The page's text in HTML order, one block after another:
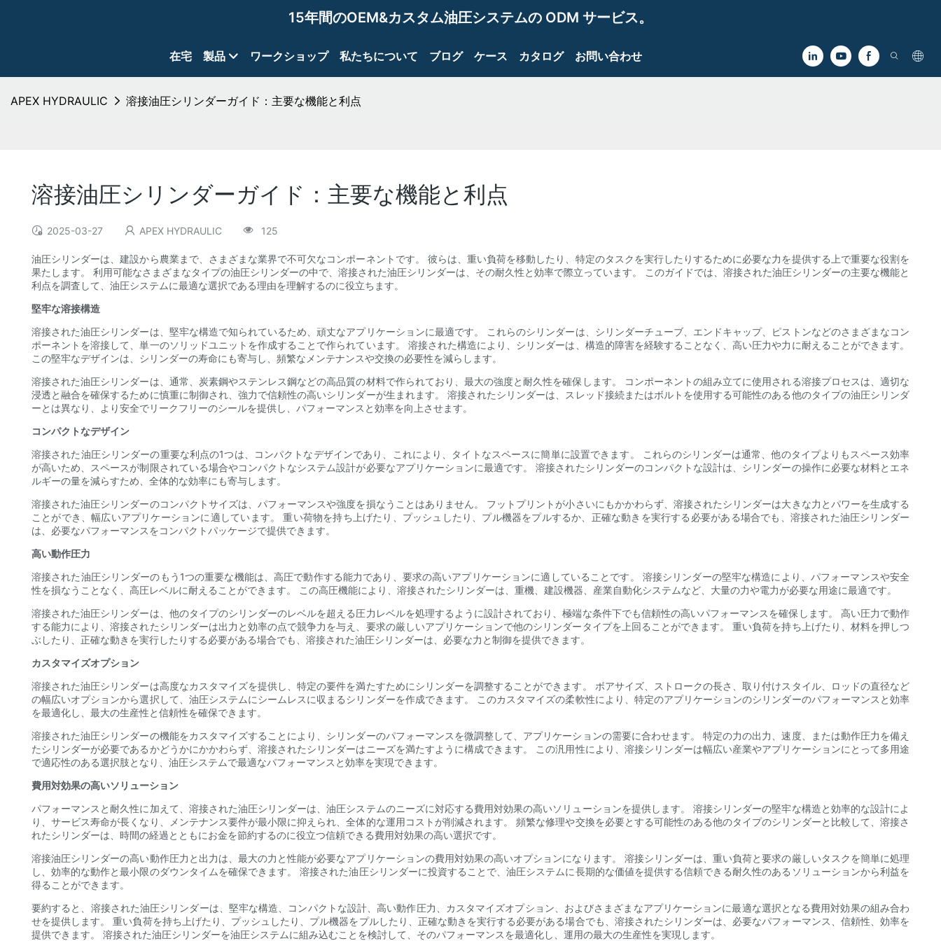
15年間のOEM&カスタム油圧システムの ODM サービス。
在宅 製品 ワークショップ 私たちについて ブログ ケース カタログ お問い合わせ
APEX HYDRAULIC 溶接油圧シリンダーガイド：主要な機能と利点
溶接油圧シリンダーガイド：主要な機能と利点
2025-03-27 APEX HYDRAULIC 125
油圧シリンダーは、建設から農業まで、さまざまな業界で不可欠なコンポーネントです。 彼らは、重い負荷を移動したり、特定のタスクを実行したりするために必要な力を提供する上で重要な役割を
果たします。 利用可能なさまざまなタイプの油圧シリンダーの中で、溶接された油圧シリンダーは、その耐久性と効率で際立っています。 このガイドでは、溶接された油圧シリンダーの主要な機能と
利点を調査して、油圧システムに最適な選択である理由を理解するのに役立ちます。
堅牢な溶接構造
溶接された油圧シリンダーは、堅牢な構造で知られているため、頑丈なアプリケーションに最適です。 これらのシリンダーは、シリンダーチューブ、エンドキャップ、ピストンなどのさまざまなコン
ポーネントを溶接して、単一のソリッドユニットを作成することで作られています。 溶接された構造により、シリンダーは、構造的障害を経験することなく、高い圧力や力に耐えることができます。
この堅牢なデザインは、シリンダーの寿命にも寄与し、頻繁なメンテナンスや交換の必要性を減らします。
溶接された油圧シリンダーは、通常、炭素鋼やステンレス鋼などの高品質の材料で作られており、最大の強度と耐久性を確保します。 コンポーネントの組み立てに使用される溶接プロセスは、適切な
浸透と融合を確保するために慎重に制御され、強力で信頼性の高いシリンダーが生まれます。 溶接されたシリンダーは、スレッド接続またはボルトを使用する可能性のある他のタイプの油圧シリンダ
ーとは異なり、より安全でリークフリーのシールを提供し、パフォーマンスと効率を向上させます。
コンパクトなデザイン
溶接された油圧シリンダーの重要な利点の1つは、コンパクトなデザインであり、これにより、タイトなスペースに簡単に設置できます。 これらのシリンダーは通常、他のタイプよりもスペース効率
が高いため、スペースが制限されている場合やコンパクトなシステム設計が必要なアプリケーションに最適です。 溶接されたシリンダーのコンパクトな設計は、シリンダーの操作に必要な材料とエネ
ルギーの量を減らすため、全体的な効率にも寄与します。
溶接された油圧シリンダーのコンパクトサイズは、パフォーマンスや強度を損なうことはありません。 フットプリントが小さいにもかかわらず、溶接されたシリンダーは大きな力とパワーを生成する
ことができ、幅広いアプリケーションに適しています。 重い荷物を持ち上げたり、プッシュしたり、プル機器をプルするか、正確な動きを実行する必要がある場合でも、溶接された油圧シリンダー
は、必要なパフォーマンスをコンパクトパッケージで提供できます。
高い動作圧力
溶接された油圧シリンダーのもう1つの重要な機能は、高圧で動作する能力であり、要求の高いアプリケーションに適していることです。 溶接シリンダーの堅牢な構造により、パフォーマンスや安全
性を損なうことなく、高圧レベルに耐えることができます。 この高圧機能により、溶接されたシリンダーは、重機、建設機器、産業自動化システムなど、大量の力や電力が必要な用途に最適です。
溶接された油圧シリンダーは、他のタイプのシリンダーのレベルを超える圧力レベルを処理するように設計されており、極端な条件下でも信頼性の高いパフォーマンスを確保します。 高い圧力で動作
する能力により、溶接されたシリンダーは出力と効率の点で競争力を与え、要求の厳しいアプリケーションで他のシリンダータイプを上回ることができます。 重い負荷を持ち上げたり、材料を押しつ
ぶしたり、正確な動きを実行したりする必要がある場合でも、溶接された油圧シリンダーは、必要な力と制御を提供できます。
カスタマイズオプション
溶接された油圧シリンダーは高度なカスタマイズを提供し、特定の要件を満たすためにシリンダーを調整することができます。 ボアサイズ、ストロークの長さ、取り付けスタイル、ロッドの直径など
の幅広いオプションから選択して、油圧システムにシームレスに収まるシリンダーを作成できます。 このカスタマイズの柔軟性により、特定のアプリケーションのシリンダーのパフォーマンスと効率
を最適化し、最大の生産性と信頼性を確保できます。
溶接された油圧シリンダーの機能をカスタマイズすることにより、シリンダーのパフォーマンスを微調整して、アプリケーションの需要に合わせます。 特定の力の出力、速度、または動作圧力を備え
たシリンダーが必要であるかどうかにかかわらず、溶接されたシリンダーはニーズを満たすように構成できます。 この汎用性により、溶接シリンダーは幅広い産業やアプリケーションにとって多用途
で適応性のある選択肢となり、油圧システムで最適なパフォーマンスと効率を実現できます。
費用対効果の高いソリューション
パフォーマンスと耐久性に加えて、溶接された油圧シリンダーは、油圧システムのニーズに対応する費用対効果の高いソリューションを提供します。 溶接シリンダーの堅牢な構造と効率的な設計によ
り、サービス寿命が長くなり、メンテナンス要件が最小限に抑えられ、全体的な運用コストが削減されます。 頻繁な修理や交換を必要とする可能性のある他のタイプのシリンダーと比較して、溶接さ
れたシリンダーは、時間の経過とともにお金を節約するのに役立つ信頼できる費用対効果の高い選択です。
溶接油圧シリンダーの高い動作圧力と出力は、最大の力と性能が必要なアプリケーションの費用対効果の高いオプションになります。 溶接シリンダーは、重い負荷と要求の厳しいタスクを簡単に処理
し、効率的な動作と最小限のダウンタイムを確保できます。 溶接された油圧シリンダーに投資することで、油圧システムに長期的な価値を提供する信頼できる耐久性のあるソリューションから利益を
得ることができます。
要約すると、溶接された油圧シリンダーは、堅牢な構造、コンパクトな設計、高い動作圧力、カスタマイズオプション、およびさまざまなアプリケーションに最適な選択となる費用対効果の組み合わ
せを提供します。 重い負荷を持ち上げたり、プッシュしたり、プル機器をプルしたり、正確な動きを実行する必要がある場合でも、溶接されたシリンダーは、必要なパフォーマンス、信頼性、効率を
提供できます。 溶接された油圧シリンダーを油圧システムに組み込むことを検討して、そのパフォーマンスを最適化し、運用の最大の生産性を実現します。